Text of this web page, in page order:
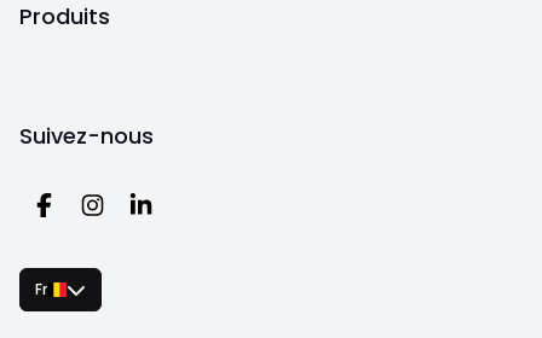
Produits
Suivez-nous
Fr